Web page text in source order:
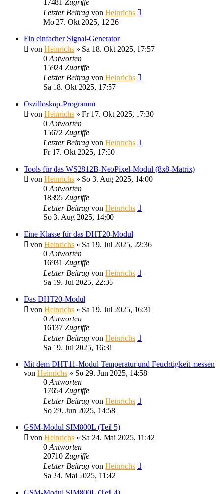
17481 Zugriffe
Letzter Beitrag von Heinrichs
Mo 27. Okt 2025, 12:26
Ein einfacher Signal-Generator
von Heinrichs » Sa 18. Okt 2025, 17:57
0 Antworten
15924 Zugriffe
Letzter Beitrag von Heinrichs
Sa 18. Okt 2025, 17:57
Oszilloskop-Programm
von Heinrichs » Fr 17. Okt 2025, 17:30
0 Antworten
15672 Zugriffe
Letzter Beitrag von Heinrichs
Fr 17. Okt 2025, 17:30
Tools für das WS2812B-NeoPixel-Modul (8x8-Matrix)
von Heinrichs » So 3. Aug 2025, 14:00
0 Antworten
18395 Zugriffe
Letzter Beitrag von Heinrichs
So 3. Aug 2025, 14:00
Eine Klasse für das DHT20-Modul
von Heinrichs » Sa 19. Jul 2025, 22:36
0 Antworten
16931 Zugriffe
Letzter Beitrag von Heinrichs
Sa 19. Jul 2025, 22:36
Das DHT20-Modul
von Heinrichs » Sa 19. Jul 2025, 16:31
0 Antworten
16137 Zugriffe
Letzter Beitrag von Heinrichs
Sa 19. Jul 2025, 16:31
Mit dem DHT11-Modul Temperatur und Feuchtigkeit messen
von Heinrichs » So 29. Jun 2025, 14:58
0 Antworten
17654 Zugriffe
Letzter Beitrag von Heinrichs
So 29. Jun 2025, 14:58
GSM-Modul SIM800L (Teil 5)
von Heinrichs » Sa 24. Mai 2025, 11:42
0 Antworten
20710 Zugriffe
Letzter Beitrag von Heinrichs
Sa 24. Mai 2025, 11:42
GSM-Modul SIM800L (Teil 4)